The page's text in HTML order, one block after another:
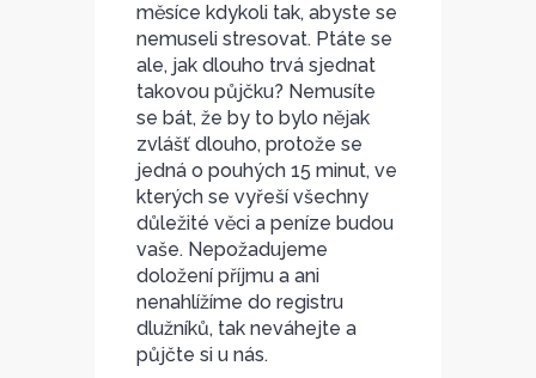
měsíce kdykoli tak, abyste se
nemuseli stresovat. Ptáte se
ale, jak dlouho trvá sjednat
takovou půjčku? Nemusíte
se bát, že by to bylo nějak
zvlášť dlouho, protože se
jedná o pouhých 15 minut, ve
kterých se vyřeší všechny
důležité věci a peníze budou
vaše. Nepožadujeme
doložení příjmu a ani
nenahlížíme do registru
dlužníků, tak neváhejte a
půjčte si u nás.